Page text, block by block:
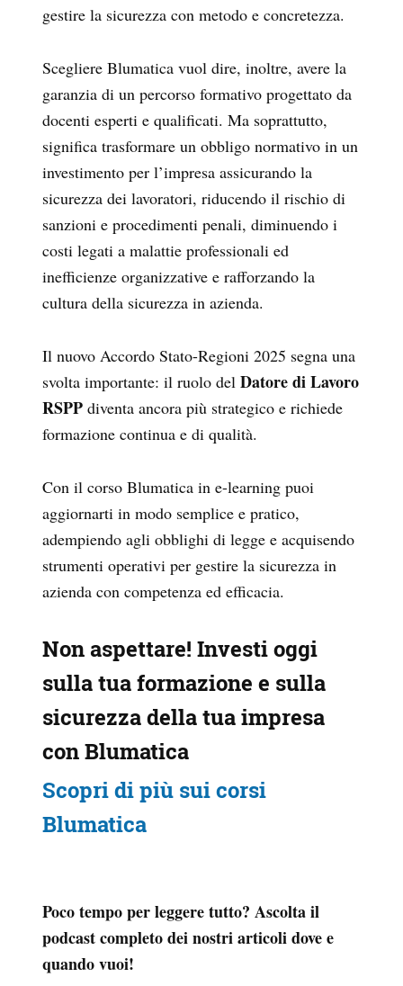
gestire la sicurezza con metodo e concretezza.
Scegliere Blumatica vuol dire, inoltre, avere la
garanzia di un percorso formativo progettato da
docenti esperti e qualificati. Ma soprattutto,
significa trasformare un obbligo normativo in un
investimento per l’impresa assicurando la
sicurezza dei lavoratori, riducendo il rischio di
sanzioni e procedimenti penali, diminuendo i
costi legati a malattie professionali ed
inefficienze organizzative e rafforzando la
cultura della sicurezza in azienda.
Il nuovo Accordo Stato-Regioni 2025 segna una
svolta importante: il ruolo del Datore di Lavoro
RSPP diventa ancora più strategico e richiede
formazione continua e di qualità.
Con il corso Blumatica in e-learning puoi
aggiornarti in modo semplice e pratico,
adempiendo agli obblighi di legge e acquisendo
strumenti operativi per gestire la sicurezza in
azienda con competenza ed efficacia.
Non aspettare! Investi oggi
sulla tua formazione e sulla
sicurezza della tua impresa
con Blumatica
Scopri di più sui corsi
Blumatica
Poco tempo per leggere tutto? Ascolta il
podcast completo dei nostri articoli dove e
quando vuoi!